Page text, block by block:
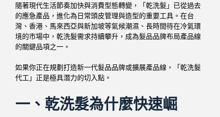
隨著現代生活節奏加快與消費型態轉變，「乾洗髮」已從過去
的應急產品，進化為日常頭皮管理與造型的重要工具。在台
灣、香港、馬來西亞與新加坡等氣候潮濕、長時間待在冷氣環
境的市場中，乾洗髮需求持續攀升，成為髮品品牌布局產品線
的關鍵品項之一。
如果你正在規劃打造新一代髮品品牌或擴展產品線，「乾洗髮
代工」正是極具潛力的切入點。
一、乾洗髮為什麼快速崛